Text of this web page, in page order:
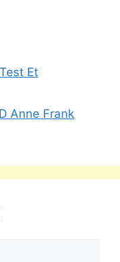
Et
Anne Frank